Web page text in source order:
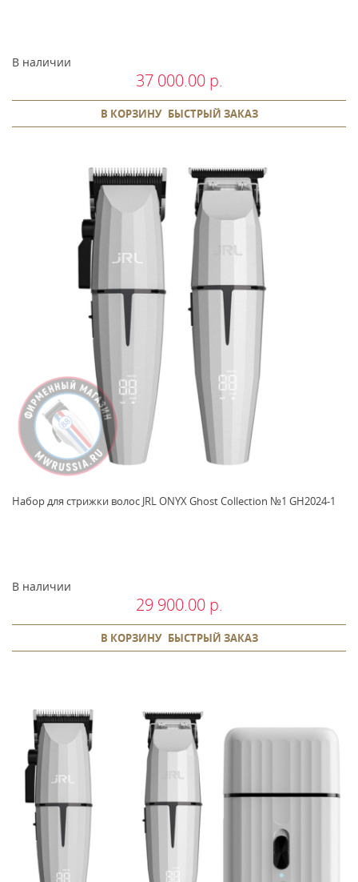
В наличии
37 000.00 р.
В КОРЗИНУ БЫСТРЫЙ ЗАКАЗ
Набор для стрижки волос JRL ONYX Ghost Collection №1 GH2024-1
В наличии
29 900.00 р.
В КОРЗИНУ БЫСТРЫЙ ЗАКАЗ